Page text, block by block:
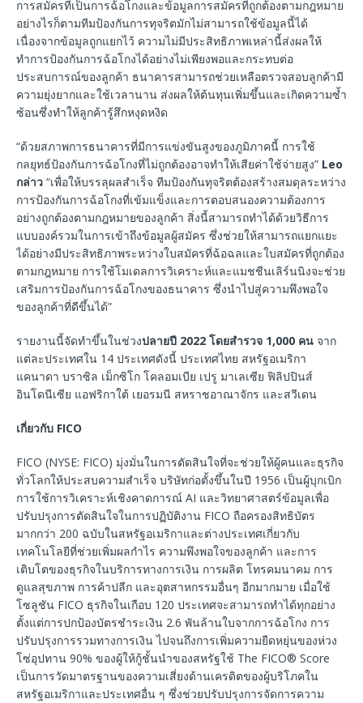
การสมัครที่เป็นการฉ้อโกงและข้อมูลการสมัครที่ถูกต้องตามกฎหมาย
อย่างไรก็ตามทีมป้องกันการทุจริตมักไม่สามารถใช้ข้อมูลนี้ได้
เนื่องจากข้อมูลถูกแยกไว้ ความไม่มีประสิทธิภาพเหล่านี้ส่งผลให้
ทำการป้องกันการฉ้อโกงได้อย่างไม่เพียงพอและกระทบต่อ
ประสบการณ์ของลูกค้า ธนาคารสามารถช่วยเหลือตรวจสอบลูกค้ามี
ความยุ่งยากและใช้เวลานาน ส่งผลให้ต้นทุนเพิ่มขึ้นและเกิดความซ้ำ
ซ้อนซึ่งทำให้ลูกค้ารู้สึกหงุดหงิด
“ด้วยสภาพการธนาคารที่มีการแข่งขันสูงของภูมิภาคนี้ การใช้
กลยุทธ์ป้องกันการฉ้อโกงที่ไม่ถูกต้องอาจทำให้เสียค่าใช้จ่ายสูง” Leo
กล่าว “เพื่อให้บรรลุผลสำเร็จ ทีมป้องกันทุจริตต้องสร้างสมดุลระหว่าง
การป้องกันการฉ้อโกงที่เข้มแข็งและการตอบสนองความต้องการ
อย่างถูกต้องตามกฎหมายของลูกค้า สิ่งนี้สามารถทำได้ด้วยวิธีการ
แบบองค์รวมในการเข้าถึงข้อมูลผู้สมัคร ซึ่งช่วยให้สามารถแยกแยะ
ได้อย่างมีประสิทธิภาพระหว่างใบสมัครที่ฉ้อฉลและใบสมัครที่ถูกต้อง
ตามกฎหมาย การใช้โมเดลการวิเคราะห์และแมชชีนเลิร์นนิงจะช่วย
เสริมการป้องกันการฉ้อโกงของธนาคาร ซึ่งนำไปสู่ความพึงพอใจ
ของลูกค้าที่ดีขึ้นได้”
รายงานนี้จัดทำขึ้นในช่วงปลายปี 2022 โดยสำรวจ 1,000 คน จาก
แต่ละประเทศใน 14 ประเทศดังนี้ ประเทศไทย สหรัฐอเมริกา
แคนาดา บราซิล เม็กซิโก โคลอมเบีย เปรู มาเลเซีย ฟิลิปปินส์
อินโดนีเซีย แอฟริกาใต้ เยอรมนี สหราชอาณาจักร และสวีเดน
เกี่ยวกับ FICO
FICO (NYSE: FICO) มุ่งมั่นในการตัดสินใจที่จะช่วยให้ผู้คนและธุรกิจ
ทั่วโลกให้ประสบความสำเร็จ บริษัทก่อตั้งขึ้นในปี 1956 เป็นผู้บุกเบิก
การใช้การวิเคราะห์เชิงคาดการณ์ AI และวิทยาศาสตร์ข้อมูลเพื่อ
ปรับปรุงการตัดสินใจในการปฏิบัติงาน FICO ถือครองสิทธิบัตร
มากกว่า 200 ฉบับในสหรัฐอเมริกาและต่างประเทศเกี่ยวกับ
เทคโนโลยีที่ช่วยเพิ่มผลกำไร ความพึงพอใจของลูกค้า และการ
เติบโตของธุรกิจในบริการทางการเงิน การผลิต โทรคมนาคม การ
ดูแลสุขภาพ การค้าปลีก และอุตสาหกรรมอื่นๆ อีกมากมาย เมื่อใช้
โซลูชัน FICO ธุรกิจในเกือบ 120 ประเทศจะสามารถทำได้ทุกอย่าง
ตั้งแต่การปกป้องบัตรชำระเงิน 2.6 พันล้านใบจากการฉ้อโกง การ
ปรับปรุงการรวมทางการเงิน ไปจนถึงการเพิ่มความยืดหยุ่นของห่วง
โซ่อุปทาน 90% ของผู้ให้กู้ชั้นนำของสหรัฐใช้ The FICO® Score
เป็นการวัดมาตรฐานของความเสี่ยงด้านเครดิตของผู้บริโภคใน
สหรัฐอเมริกาและประเทศอื่น ๆ ซึ่งช่วยปรับปรุงการจัดการความ